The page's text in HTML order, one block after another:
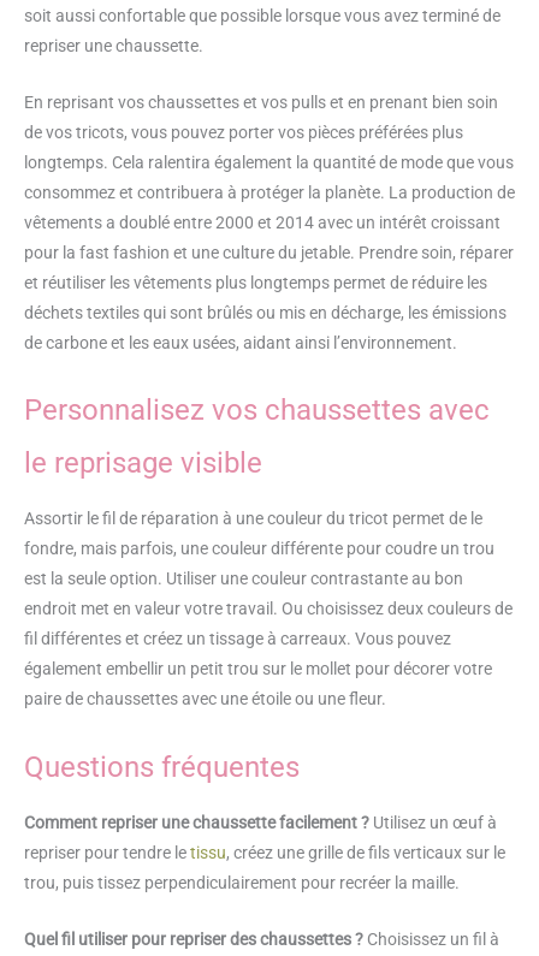
soit aussi confortable que possible lorsque vous avez terminé de
repriser une chaussette.
En reprisant vos chaussettes et vos pulls et en prenant bien soin
de vos tricots, vous pouvez porter vos pièces préférées plus
longtemps. Cela ralentira également la quantité de mode que vous
consommez et contribuera à protéger la planète. La production de
vêtements a doublé entre 2000 et 2014 avec un intérêt croissant
pour la fast fashion et une culture du jetable. Prendre soin, réparer
et réutiliser les vêtements plus longtemps permet de réduire les
déchets textiles qui sont brûlés ou mis en décharge, les émissions
de carbone et les eaux usées, aidant ainsi l’environnement.
Personnalisez vos chaussettes avec
le reprisage visible
Assortir le fil de réparation à une couleur du tricot permet de le
fondre, mais parfois, une couleur différente pour coudre un trou
est la seule option. Utiliser une couleur contrastante au bon
endroit met en valeur votre travail. Ou choisissez deux couleurs de
fil différentes et créez un tissage à carreaux. Vous pouvez
également embellir un petit trou sur le mollet pour décorer votre
paire de chaussettes avec une étoile ou une fleur.
Questions fréquentes
Comment repriser une chaussette facilement ? Utilisez un œuf à
repriser pour tendre letissu, créez une grille de fils verticaux sur le
trou, puis tissez perpendiculairement pour recréer la maille.
Quel fil utiliser pour repriser des chaussettes ? Choisissez un fil à